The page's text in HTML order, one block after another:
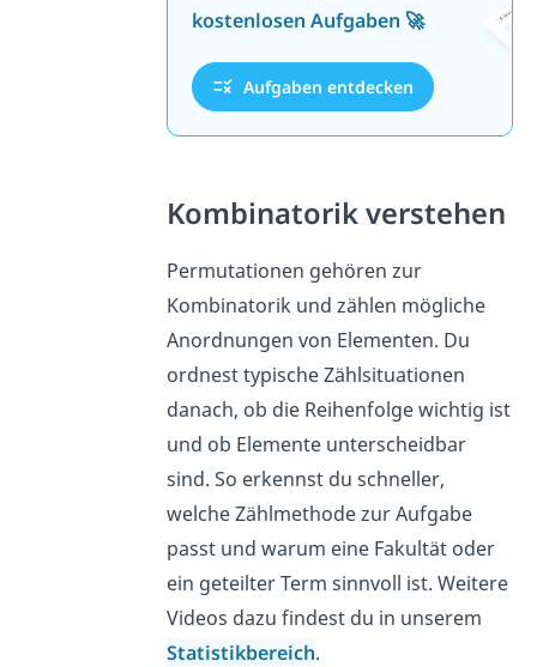
kostenlosen Aufgaben 🚀
Aufgaben entdecken
Kombinatorik verstehen
Permutationen gehören zur
Kombinatorik und zählen mögliche
Anordnungen von Elementen. Du
ordnest typische Zählsituationen
danach, ob die Reihenfolge wichtig ist
und ob Elemente unterscheidbar
sind. So erkennst du schneller,
welche Zählmethode zur Aufgabe
passt und warum eine Fakultät oder
ein geteilter Term sinnvoll ist. Weitere
Videos dazu findest du in unserem
Statistikbereich.